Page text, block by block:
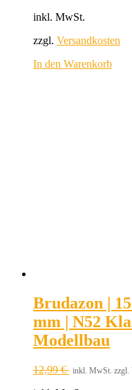
inkl. MwSt.
zzgl. Versandkosten
In den Warenkorb
Brudazon |
mm | N52
Modellbau
12,99€ inkl. MwSt. zzgl.